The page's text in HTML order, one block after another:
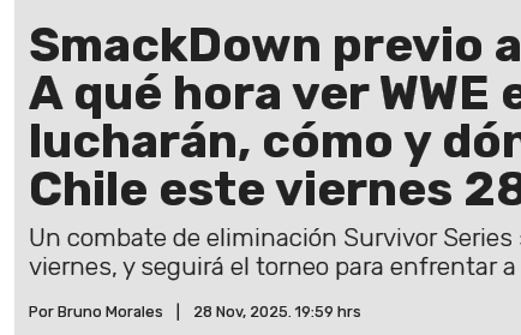
SmackDown previo
A qué hora ver WWE
lucharán, cómo y
Chile este viernes
Un combate de eliminación Survivor
viernes, y seguirá el torneo para enfrentar
Por Bruno Morales 28 Nov, 2025. 19:59 hrs